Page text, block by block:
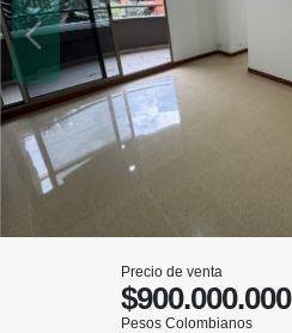
Precio de venta
$900.000.000
Pesos Colombianos